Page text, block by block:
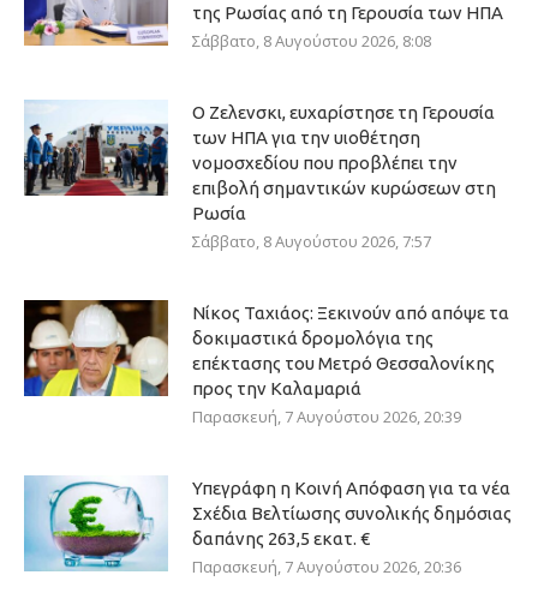
της Ρωσίας από τη Γερουσία των ΗΠΑ
Σάββατο, 8 Αυγούστου 2026, 8:08
Ο Ζελενσκι, ευχαρίστησε τη Γερουσία
των ΗΠΑ για την υιοθέτηση
νομοσχεδίου που προβλέπει την
επιβολή σημαντικών κυρώσεων στη
Ρωσία
Σάββατο, 8 Αυγούστου 2026, 7:57
Νίκος Ταχιάος: Ξεκινούν από απόψε τα
δοκιμαστικά δρομολόγια της
επέκτασης του Μετρό Θεσσαλονίκης
προς την Καλαμαριά
Παρασκευή, 7 Αυγούστου 2026, 20:39
Υπεγράφη η Κοινή Απόφαση για τα νέα
Σχέδια Βελτίωσης συνολικής δημόσιας
δαπάνης 263,5 εκατ. €
Παρασκευή, 7 Αυγούστου 2026, 20:36